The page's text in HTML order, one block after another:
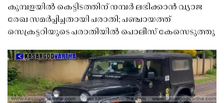
കുമ്പളയിൽ കെട്ടിടത്തിന് നമ്പർ ലഭിക്കാൻ വ്യാജ
രേഖ സമർപ്പിച്ചതായി പരാതി; പഞ്ചായത്ത്
സെക്രട്ടറിയുടെ പരാതിയിൽ പൊലീസ് കേസെടുത്തു